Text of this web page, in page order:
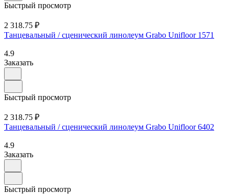
Быстрый просмотр
2 318.75 ₽
Танцевальный / сценический линолеум Grabo Unifloor 1571
4.9
Заказать
Быстрый просмотр
2 318.75 ₽
Танцевальный / сценический линолеум Grabo Unifloor 6402
4.9
Заказать
Быстрый просмотр